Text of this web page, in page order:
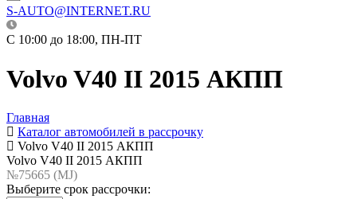
S-AUTO@INTERNET.RU
C 10:00 до 18:00, ПН-ПТ
Volvo V40 II 2015 АКПП
Главная
Каталог автомобилей в рассрочку
Volvo V40 II 2015 АКПП
Volvo V40 II 2015 АКПП
№75665 (МJ)
Выберите срок рассрочки: